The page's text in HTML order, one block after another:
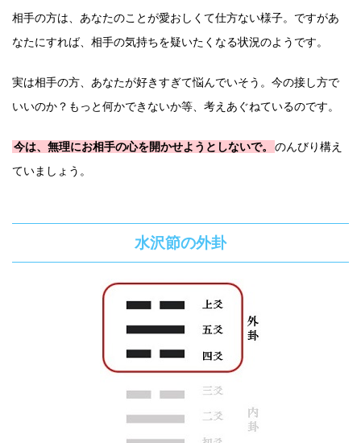
相手の方は、あなたのことが愛おしくて仕方ない様子。ですがあ
なたにすれば、相手の気持ちを疑いたくなる状況のようです。
実は相手の方、あなたが好きすぎて悩んでいそう。今の接し方で
いいのか？もっと何かできないか等、考えあぐねているのです。
今は、無理にお相手の心を開かせようとしないで。
のんびり構え
ていましょう。
水沢節の外卦